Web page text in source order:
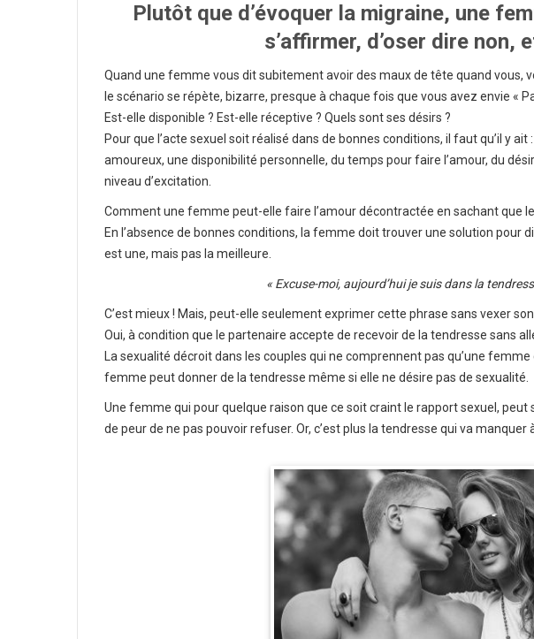
Plutôt que d’évoquer la migraine, une
s’affirmer, d’oser dire non,
Quand une femme vous dit subitement avoir des maux de tête quand vous,
le scénario se répète, bizarre, presque à chaque fois que vous avez envie «
Est-elle disponible ? Est-elle réceptive ? Quels sont ses désirs ?
Pour que l’acte sexuel soit réalisé dans de bonnes conditions, il faut qu’il y
amoureux, une disponibilité personnelle, du temps pour faire l’amour, du
niveau d’excitation.
Comment une femme peut-elle faire l’amour décontractée en sachant que
En l’absence de bonnes conditions, la femme doit trouver une solution pour
est une, mais pas la meilleure.
« Excuse-moi, aujourd’hui je suis dans la
C’est mieux ! Mais, peut-elle seulement exprimer cette phrase sans vexer
Oui, à condition que le partenaire accepte de recevoir de la tendresse sans
La sexualité décroit dans les couples qui ne comprennent pas qu’une
femme peut donner de la tendresse même si elle ne désire pas de sexualité.
Une femme qui pour quelque raison que ce soit craint le rapport sexuel,
de peur de ne pas pouvoir refuser. Or, c’est plus la tendresse qui va